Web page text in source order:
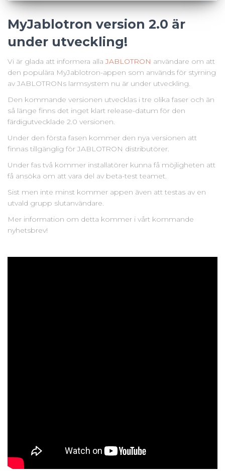
MyJablotron version 2.0 är
under utveckling!
Vi är glada att informera allaJABLOTRON användare om att
den populära MyJablotron-appen som används för styrning
av JABLOTRONs larmsystem nu är under utveckling.
Den kommande versionen utvecklas i tre olika faser och än
så länge finns det inget klart release-datum för den
färdigutvecklade 2.0 versionen.
Under den första fasen kommer den nya versionen att
finnas tillgänglig för JABLOTRON distributörer.
Under fas två kommer installatörer kunna få möjligheten att
få ansöka om att vara del av beta-test teamet.
Sist men inte minst kommer appen även att testas av en
utvald grupp slutanvändare.
Mer information om detta kommer i vårt kommande
nyhetsbrev!